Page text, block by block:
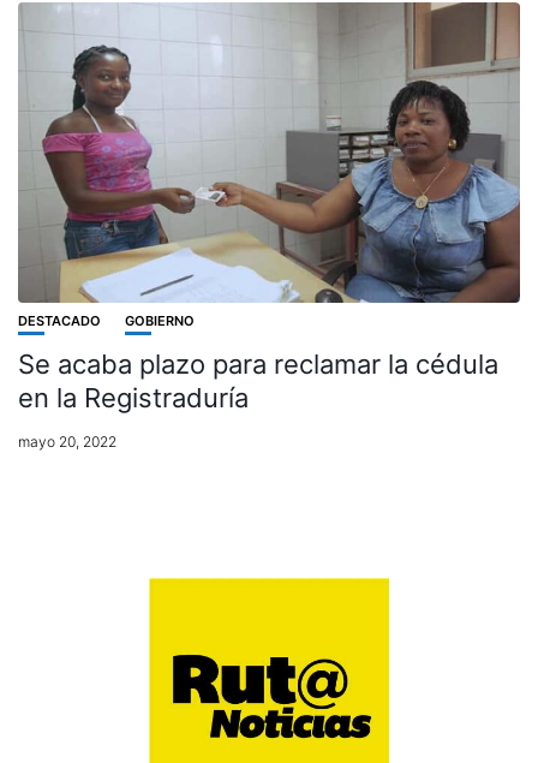
DESTACADO GOBIERNO
Se acaba plazo para reclamar la cédula
en la Registraduría
mayo 20, 2022